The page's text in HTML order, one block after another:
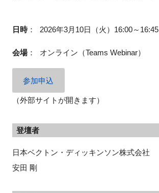
FAQ
イベントお知らせメール登録
日時： 2026年3月10日（火）16:00～16:45
会場： オンライン（Teams Webinar）
参加申込
（外部サイトが開きます）
登壇者
日本ベクトン・ディッキンソン株式会社
安田 剛